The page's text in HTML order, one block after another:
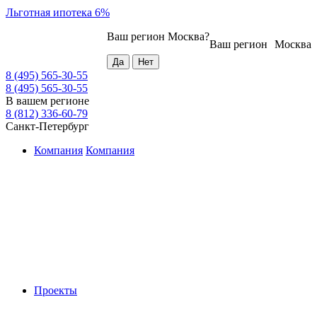
Льготная ипотека 6%
Москва
Ваш регион
Ваш регион Москва?
8 (495) 565-30-55
8 (495) 565-30-55
В вашем регионе
8 (812) 336-60-79
Санкт-Петербург
Компания Компания
Проекты